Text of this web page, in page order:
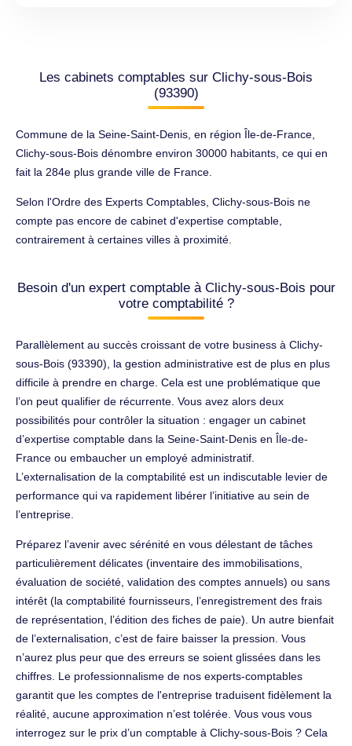
Les cabinets comptables sur Clichy-sous-Bois
(93390)
Commune de la Seine-Saint-Denis, en région Île-de-France,
Clichy-sous-Bois dénombre environ 30000 habitants, ce qui en
fait la 284e plus grande ville de France.
Selon l'Ordre des Experts Comptables, Clichy-sous-Bois ne
compte pas encore de cabinet d'expertise comptable,
contrairement à certaines villes à proximité.
Besoin d'un expert comptable à Clichy-sous-Bois pour
votre comptabilité ?
Parallèlement au succès croissant de votre business à Clichy-
sous-Bois (93390), la gestion administrative est de plus en plus
difficile à prendre en charge. Cela est une problématique que
l’on peut qualifier de récurrente. Vous avez alors deux
possibilités pour contrôler la situation : engager un cabinet
d’expertise comptable dans la Seine-Saint-Denis en Île-de-
France ou embaucher un employé administratif.
L’externalisation de la comptabilité est un indiscutable levier de
performance qui va rapidement libérer l’initiative au sein de
l’entreprise.
Préparez l’avenir avec sérénité en vous délestant de tâches
particulièrement délicates (inventaire des immobilisations,
évaluation de société, validation des comptes annuels) ou sans
intérêt (la comptabilité fournisseurs, l’enregistrement des frais
de représentation, l’édition des fiches de paie). Un autre bienfait
de l’externalisation, c’est de faire baisser la pression. Vous
n’aurez plus peur que des erreurs se soient glissées dans les
chiffres. Le professionnalisme de nos experts-comptables
garantit que les comptes de l'entreprise traduisent fidèlement la
réalité, aucune approximation n’est tolérée. Vous vous vous
interrogez sur le prix d’un comptable à Clichy-sous-Bois ? Cela